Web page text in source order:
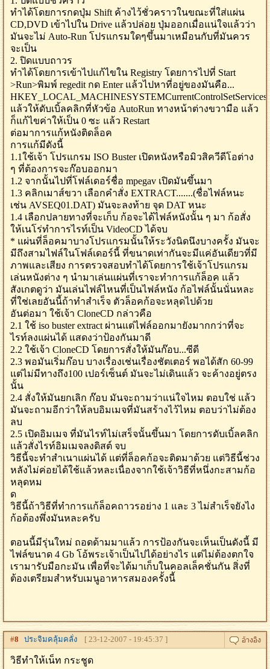
ทำได้โดยการกดปุ่ม Shift ค้างไว้ชั่วคราวในขณะที่ใส่แผ่น
CD,DVD เข้าไปใน Drive แล้วปล่อย ปุ่มออกเมื่อแน่ใจแล้วว่า
มันจะไม่ Auto-Run โปรแกรมใดๆขึ้นมาเหมือนกับที่มันควร
จะเป็น
2. ปิดแบบถาวร
ทำได้โดยการเข้าไปแก้ไขใน Registry โดยการไปที่ Start
>Run>พิมพ์ regedit กด Enter แล้วไปหาที่อยู่ของมันคือ...
แล้วให้ดับเบิ้ลคลิกที่หัวข้อ AutoRun ทางหน้าต่างขวามือ แล้ว
ก็แก้ไขค่าให้เป็น 0 ซะ แล้ว Restart
ต่อมาการแก้หนังติดล็อค
การแก้มีดังนี้
1.1ใช้เจ้า โปรแกรม ISO Buster เปิดหนังหรือมิวสิควีดีโอต่าง
ๆ ที่ต้องการจะก๊อบออกมา
1.2 จากนั้นไปที่โฟล์เดอร์ชื่อ mpegav เปิดมันขึ้นมา
1.3 คลิกเมาส์ขวา เลือกคำสั่ง EXTRACT.......(ชื่อไฟล์หนะ
เช่น AVSEQ01.DAT) มันจะลงท้าย จุด DAT หนะ
1.4 เลือกปลายทางที่จะเก็บ ก้อจะได้ไฟล์หนังนั้น ๆ มา ก้อสั่ง
ให้เนโร่ทำการไรท์เป็น VideoCD ได้จบ
* แผ่นที่ล็อคมาบางโปรแกรมนั้นให้ระวังนิดนึงบางครั้ง มันจะ
มีถึงสามไฟล์ในโฟล์เดอร์นี้ ที่ขนาดเท่ากันจะมีแค่อันเดียวที่มี
ภาพและเสียง การตรวจสอบทำได้โดยการใช้เจ้าโปรแกรม
เล่นหนังต่าง ๆ นำมาเล่นแผ่นที่เราจะทำการแก้ล็อค แล้ว
สังเกตดูว่า มันเล่นไฟล์ไหนที่เป็นไฟล์หนัง ก้อไฟล์นั้นนั่นหละ
ที่ใช่เลยอันนี้ถ้าทำสำเร็จ ตัวล็อคก้อจะหลุดไปด้วย
อันต่อมา ใช้เจ้า CloneCD กล่าวคือ
2.1 ใช้ iso buster extract ผ่านแต่ไฟล์ออกมายังมากกว่าที่จะ
ไรท์ลงแผ่นได้ แสดงว่าป้องกันมาดี
2.2 ใช้เจ้า CloneCD โดยการสั่งให้มันก๊อบ...ซีดี
2.3 พอมันเริ่มก๊อบ บางเรื่องเช่นเรื่องชัตเตอร์ พอได้สัก 60-99
แต่ไม่มีทางถึง100 เปอร์เซ็นต์ มันจะไม่เดินแล้ว จะค้างอยู่ตรง
นั้น
2.4 สั่งให้มันยกเลิก ก๊อบ มันจะถามว่าแน่ใจไหม ตอบใช่ แล้ว
มันจะถามอีกว่าให้ลบอิมเมจที่มันสร้างไว้ไหม ตอบว่าไม่ต้อง
ลบ
2.5 เปิดอิมเมจ ที่มันไรท์ไม่เสร็จนั้นขึ้นมา โดยการดับเบิ้ลคลิก
แล้วสั่งไรท์อิมเมจลงดิสต์ จบ
วิธีนี้จะทำสำเนาแผ่นได้ แต่ที่ล็อคก้อจะติดมาด้วย แต่วิธีนี้ช่วง
หลังไม่ค่อยได้ใช้แล้วหละเนื่องจากใช้เจ้าวิธีที่หนึ่งกะสามก้อ
หลุดหม
ด
วิธีนี้ถ้าวิธีที่ทำการแก้ล็อคถาวรอย่าง 1 และ 3 ไม่สำเร็จยังไง
ก้อต้องพึ่งมันหละครับ
ตอนนี้มีรุ่นใหม่ ถอดด้ามมาแล้ว การป้องกันจะเห็นเป็นดังนี้ มี
ไฟล์ขนาด 4 Gb โอ้พระเจ้าเป็นไปได้อย่างไร แต่ไม่ต้องตกใจ
เรามารับมือกะมัน เพื่อที่จะได้มาเก็บในคอลเล็คชั่นกัน สิ่งที่
ต้องเตรียมสำหรับเมนูอาหารสมองครั้งนี้
#8 ประจิมคลุ้มคลั่ง [ 23-12-2007 - 19:45:37 ]
วิธีทำให้เน็ท กระชูด